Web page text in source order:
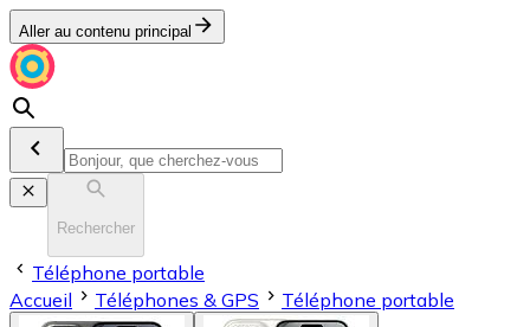
Aller au contenu principal
Rechercher
Téléphone portable
Accueil
Téléphones & GPS Téléphone portable